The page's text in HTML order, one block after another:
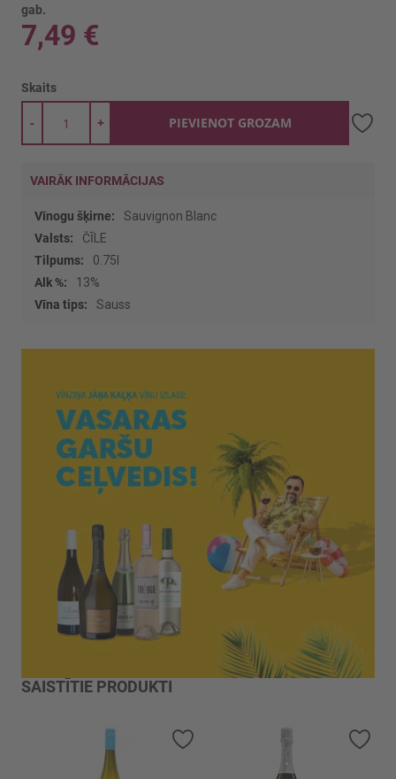
gab.
7,49 €
Skaits
+
- PIEVIENOT GROZAM
VAIRĀK INFORMĀCIJAS
Vairāk
informācijas
Sauvignon Blanc
ČĪLE
0.75l
13%
Sauss
SAISTĪTIE PRODUKTI
Pievienot vēlmju sarakstam